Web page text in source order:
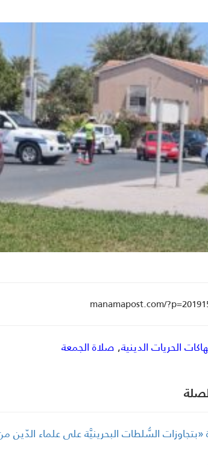
الحريات الدينية, صلاة الجمعة
«بتجاوزات السُّلطات البحرينيَّة على علماء